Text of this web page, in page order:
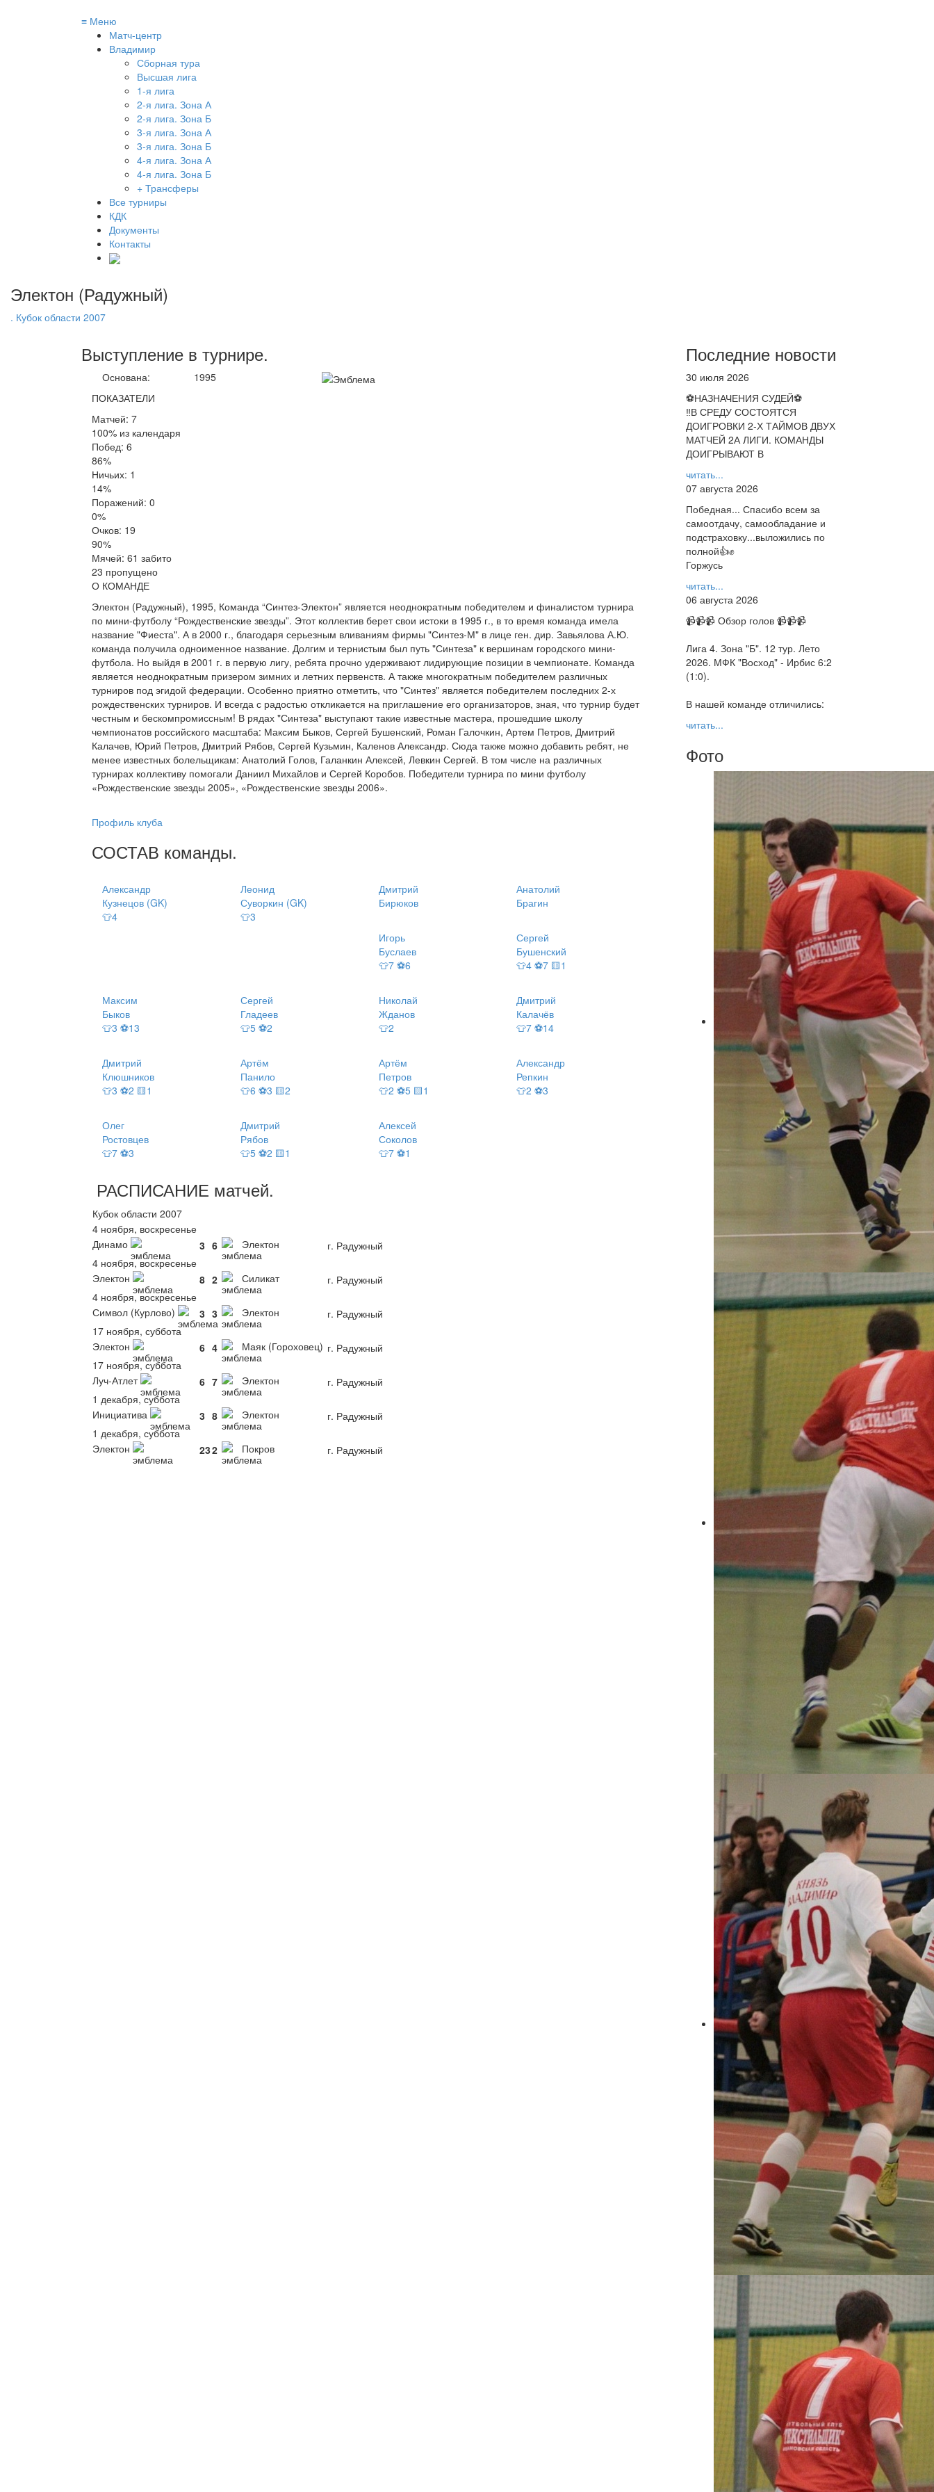
≡ Меню
Матч-центр
Владимир
Сборная тура
Высшая лига
1-я лига
2-я лига. Зона А
2-я лига. Зона Б
3-я лига. Зона А
3-я лига. Зона Б
4-я лига. Зона А
4-я лига. Зона Б
+ Трансферы
Все турниры
КДК
Документы
Контакты
Электон (Радужный)
. Кубок области 2007
Выступление в турнире.
Основана:
1995
ПОКАЗАТЕЛИ
Матчей: 7
100% из календаря
Побед: 6
86%
Ничьих: 1
14%
Поражений: 0
0%
Очков: 19
90%
Мячей: 61 забито
23 пропущено
О КОМАНДЕ
Электон (Радужный), 1995, Команда “Синтез-Электон” является неоднократным победителем и финалистом турнира
по мини-футболу “Рождественские звезды”. Этот коллектив берет свои истоки в 1995 г., в то время команда имела
название "Фиеста". А в 2000 г., благодаря серьезным вливаниям фирмы "Синтез-М" в лице ген. дир. Завьялова А.Ю.
команда получила одноименное название. Долгим и тернистым был путь "Синтеза" к вершинам городского мини-
футбола. Но выйдя в 2001 г. в первую лигу, ребята прочно удерживают лидирующие позиции в чемпионате. Команда
является неоднократным призером зимних и летних первенств. А также многократным победителем различных
турниров под эгидой федерации. Особенно приятно отметить, что "Синтез" является победителем последних 2-х
рождественских турниров. И всегда с радостью откликается на приглашение его организаторов, зная, что турнир будет
честным и бескомпромиссным! В рядах "Синтеза" выступают такие известные мастера, прошедшие школу
чемпионатов российского масштаба: Максим Быков, Сергей Бушенский, Роман Галочкин, Артем Петров, Дмитрий
Калачев, Юрий Петров, Дмитрий Рябов, Сергей Кузьмин, Каленов Александр. Сюда также можно добавить ребят, не
менее известных болельщикам: Анатолий Голов, Галанкин Алексей, Левкин Сергей. В том числе на различных
турнирах коллективу помогали Даниил Михайлов и Сергей Коробов. Победители турнира по мини футболу
«Рождественские звезды 2005», «Рождественские звезды 2006».
Профиль клуба
СОСТАВ команды.
Александр
Кузнецов (GK)
👕4
Леонид
Суворкин (GK)
👕3
Дмитрий
Бирюков
Анатолий
Брагин
Игорь
Буслаев
👕7 ⚽6
Сергей
Бушенский
👕4 ⚽7 🟨1
Максим
Быков
👕3 ⚽13
Сергей
Гладеев
👕5 ⚽2
Николай
Жданов
👕2
Дмитрий
Калачёв
👕7 ⚽14
Дмитрий
Клюшников
👕3 ⚽2 🟨1
Артём
Панило
👕6 ⚽3 🟨2
Артём
Петров
👕2 ⚽5 🟨1
Александр
Репкин
👕2 ⚽3
Олег
Ростовцев
👕7 ⚽3
Дмитрий
Рябов
👕5 ⚽2 🟨1
Алексей
Соколов
👕7 ⚽1
РАСПИСАНИЕ матчей.
Кубок области 2007
4 ноября, воскресенье
Динамо
3 6 Электон
г. Радужный
4 ноября, воскресенье
Электон
8 2 Силикат
г. Радужный
4 ноября, воскресенье
Символ (Курлово)
3 3 Электон
г. Радужный
17 ноября, суббота
Электон
6 4 Маяк (Гороховец) г. Радужный
17 ноября, суббота
Луч-Атлет
6 7 Электон
г. Радужный
1 декабря, суббота
Инициатива
3 8 Электон
г. Радужный
1 декабря, суббота
Электон
232 Покров г. Радужный
Последние новости
30 июля 2026
⚽НАЗНАЧЕНИЯ СУДЕЙ⚽
‼В СРЕДУ СОСТОЯТСЯ
ДОИГРОВКИ 2-Х ТАЙМОВ ДВУХ
МАТЧЕЙ 2А ЛИГИ. КОМАНДЫ
ДОИГРЫВАЮТ В
читать...
07 августа 2026
Победная... Спасибо всем за
самоотдачу, самообладание и
подстраховку...выложились по
полной👍✊
Горжусь
читать...
06 августа 2026
📹📹📹 Обзор голов 📹📹📹
Лига 4. Зона "Б". 12 тур. Лето
2026. МФК "Восход" - Ирбис 6:2
(1:0).
В нашей команде отличились:
читать...
Фото